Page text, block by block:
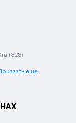
(323)
еще